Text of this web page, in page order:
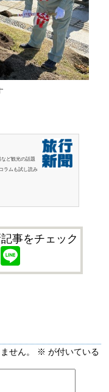
ど観光の話題
ラムも試し読み
事をチェック
Hatena
せん。 ※ が付いている